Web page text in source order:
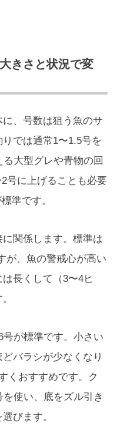
きさと状況で変
、号数は狙う魚のサ
では通常1〜1.5号を
大型グレや青物の回
号に上げることも必要
準です。
関係します。標準は
が、魚の警戒心が高い
長くして（3〜4ヒ
が標準です。小さい
バラシが少なくなり
くおすすめです。ク
使い、底をズル引き
びます。